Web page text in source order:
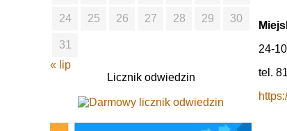
24-
tel.
24 25 26 27 28 29 30
31
« lip
Licznik odwiedzin